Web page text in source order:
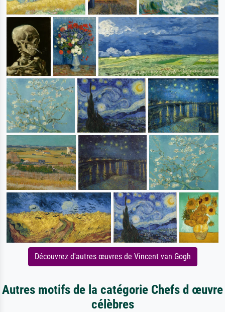
Découvrez d'autres œuvres de Vincent van Gogh
Autres motifs de la catégorie Chefs d œuvre
célèbres